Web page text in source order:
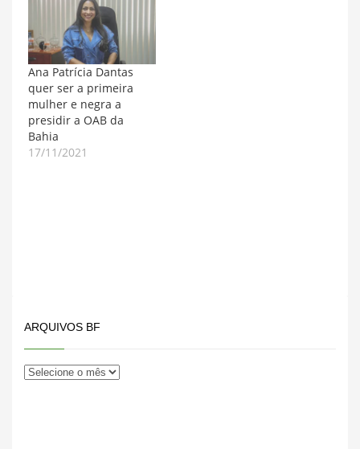
Ana Patrícia Dantas
quer ser a primeira
mulher e negra a
presidir a OAB da
Bahia
17/11/2021
ARQUIVOS BF